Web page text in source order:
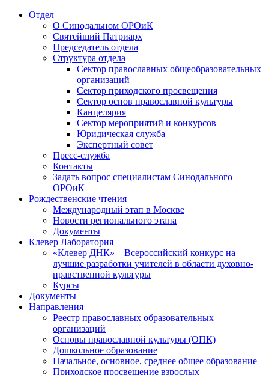
Отдел
О Синодальном ОРОиК
Святейший Патриарх
Председатель отдела
Структура отдела
Сектор православных общеобразовательных
организаций
Сектор приходского просвещения
Сектор основ православной культуры
Канцелярия
Сектор мероприятий и конкурсов
Юридическая служба
Экспертный совет
Пресс-служба
Контакты
Задать вопрос специалистам Синодального
ОРОиК
Рождественские чтения
Международный этап в Москве
Новости регионального этапа
Документы
Клевер Лаборатория
«Клевер ДНК» – Всероссийский конкурс на
лучшие разработки учителей в области духовно-
нравственной культуры
Курсы
Документы
Направления
Реестр православных образовательных
организаций
Основы православной культуры (ОПК)
Дошкольное образование
Начальное, основное, среднее общее образование
Приходское просвещение взрослых